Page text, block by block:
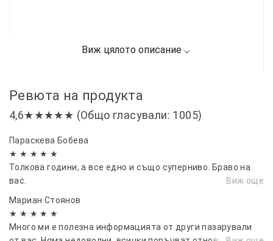
Ревюта на продукта
4,6★★★★★ (Общо гласували: 1005)
Параскева Бобева
★ ★ ★ ★ ★
Толкова години, а все едно и също суперниво. Браво на
вас.
Виж още
Мариан Стоянов
★ ★ ★ ★ ★
Много ми е полезна информацията от други пазарували